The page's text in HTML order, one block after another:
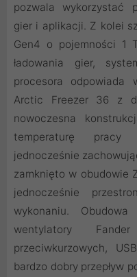
pozwala wykorzystać
gier i aplikacji. Z kolei
Gen4 o pojemności 1
ładowania gier,
procesora odpowiada
Arctic Freezer 36 z
nowoczesna
temperaturę pracy
jednocześnie
zamknięto w obudowie
jednocześnie
wykonaniu.
wentylatory
przeciwkurzowych,
bardzo dobry przepływ